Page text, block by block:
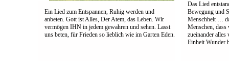
Ein Lied zum Entspannen, Ruhig werden und
anbeten. Gott ist Alles, Der Atem, das Leben. Wir
vermögen IHN in jedem gewahren und sehen. Lasst
uns beten, für Frieden so lieblich wie im Garten Eden.
Das Lied
Bewegung und
Menschheit …
Menschen,
zueinander alles
Einheit Wunder